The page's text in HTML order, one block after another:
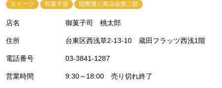
スイーツ 和菓子屋 国際通り商店会第二部
店名 御菓子司 桃太郎
住所 台東区西浅草2-13-10 蔵田フラッツ西浅1階
電話番号 03-3841-1287
営業時間 9:30～18:00 売り切れ終了